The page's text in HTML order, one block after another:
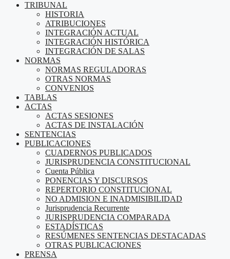
TRIBUNAL
HISTORIA
ATRIBUCIONES
INTEGRACIÓN ACTUAL
INTEGRACIÓN HISTÓRICA
INTEGRACIÓN DE SALAS
NORMAS
NORMAS REGULADORAS
OTRAS NORMAS
CONVENIOS
TABLAS
ACTAS
ACTAS SESIONES
ACTAS DE INSTALACIÓN
SENTENCIAS
PUBLICACIONES
CUADERNOS PUBLICADOS
JURISPRUDENCIA CONSTITUCIONAL
Cuenta Pública
PONENCIAS Y DISCURSOS
REPERTORIO CONSTITUCIONAL
NO ADMISION E INADMISIBILIDAD
Jurisprudencia Recurrente
JURISPRUDENCIA COMPARADA
ESTADÍSTICAS
RESÚMENES SENTENCIAS DESTACADAS
OTRAS PUBLICACIONES
PRENSA